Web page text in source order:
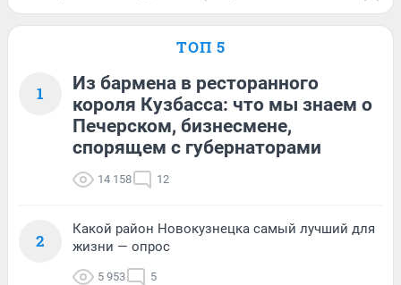
ТОП 5
1
Из бармена в ресторанного
короля Кузбасса: что мы знаем о
Печерском, бизнесмене,
спорящем с губернаторами
14 158 12
2
Какой район Новокузнецка самый лучший для
жизни — опрос
5 953 5